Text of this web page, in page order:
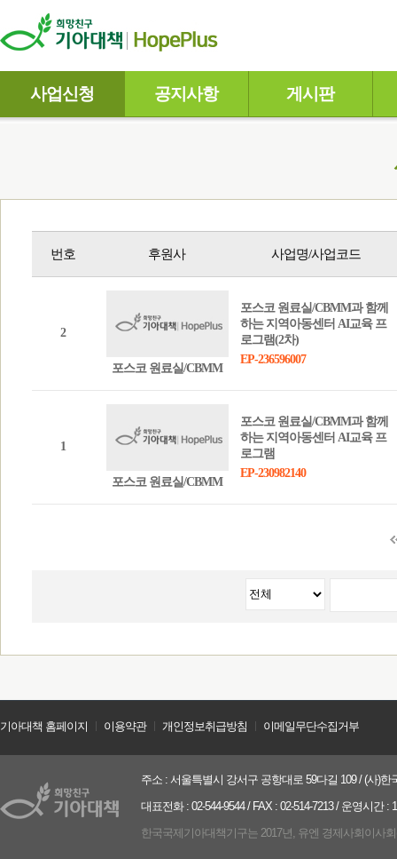
사업신청 공지사항 게시판
번호 후원사 사업명/사업코드
2
포스코 원료실/CBMM
포스코 원료실/CBMM과 함께
하는 지역아동센터 AI교육 프
로그램(2차)
EP-236596007
1
포스코 원료실/CBMM
포스코 원료실/CBMM과 함께
하는 지역아동센터 AI교육 프
로그램
EP-230982140
기아대책 홈페이지 이용약관 개인정보취급방침 이메일무단수집거부
주소 : 서울특별시 강서구 공항대로 59다길 109 / (사)
대표전화 : 02-544-9544 / FAX : 02-514-7213 / 운영시간 :
한국국제기아대책기구는 2017년, 유엔 경제사회이사